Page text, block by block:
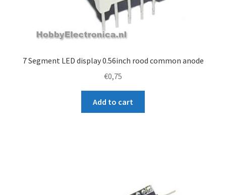
7 Segment LED display 0.56inch rood common anode
€0,75
Add to cart